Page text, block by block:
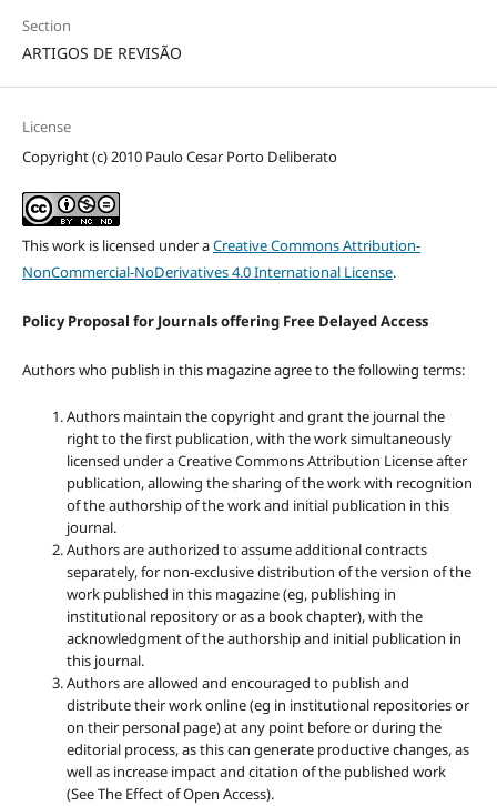
Section
ARTIGOS DE REVISÃO
License
Copyright (c) 2010 Paulo Cesar Porto Deliberato
This work is licensed under aCreative Commons Attribution-
NonCommercial-NoDerivatives 4.0 International License.
Policy Proposal for Journals offering Free Delayed Access
Authors who publish in this magazine agree to the following terms:
Authors maintain the copyright and grant the journal the
right to the first publication, with the work simultaneously
licensed under a Creative Commons Attribution License after
publication, allowing the sharing of the work with recognition
of the authorship of the work and initial publication in this
journal.
Authors are authorized to assume additional contracts
separately, for non-exclusive distribution of the version of the
work published in this magazine (eg, publishing in
institutional repository or as a book chapter), with the
acknowledgment of the authorship and initial publication in
this journal.
Authors are allowed and encouraged to publish and
distribute their work online (eg in institutional repositories or
on their personal page) at any point before or during the
editorial process, as this can generate productive changes, as
well as increase impact and citation of the published work
(See The Effect of Open Access).